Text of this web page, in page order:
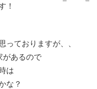
！
ておりますが、、
あるので
は
な？